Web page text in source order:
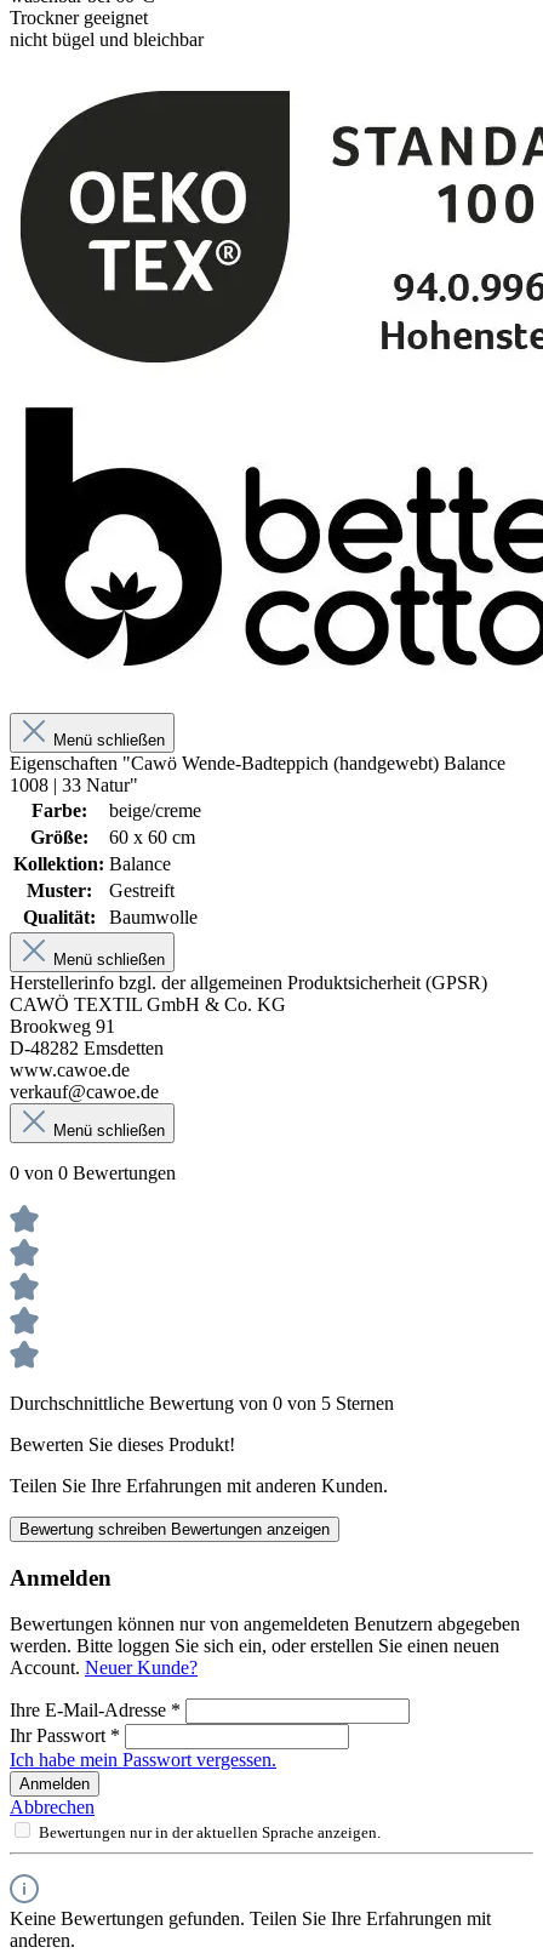
Trockner geeignet
nicht bügel und bleichbar
Menü schließen
Eigenschaften "Cawö Wende-Badteppich (handgewebt) Balance
1008 | 33 Natur"
Farbe:
beige/creme
Größe:
60 x 60 cm
Kollektion: Balance
Muster:
Gestreift
Qualität:
Baumwolle
Menü schließen
Herstellerinfo bzgl. der allgemeinen Produktsicherheit (GPSR)
CAWÖ TEXTIL GmbH & Co. KG
Brookweg 91
D-48282 Emsdetten
www.cawoe.de
verkauf@cawoe.de
Menü schließen
0 von 0 Bewertungen
Durchschnittliche Bewertung von 0 von 5 Sternen
Bewerten Sie dieses Produkt!
Teilen Sie Ihre Erfahrungen mit anderen Kunden.
Bewertung schreiben Bewertungen anzeigen
Anmelden
Bewertungen können nur von angemeldeten Benutzern abgegeben
werden. Bitte loggen Sie sich ein, oder erstellen Sie einen neuen
Account. Neuer Kunde?
Ihre E-Mail-Adresse *
Ihr Passwort *
Ich habe mein Passwort vergessen.
Anmelden
Abbrechen
Bewertungen nur in der aktuellen Sprache anzeigen.
Keine Bewertungen gefunden. Teilen Sie Ihre Erfahrungen mit
anderen.